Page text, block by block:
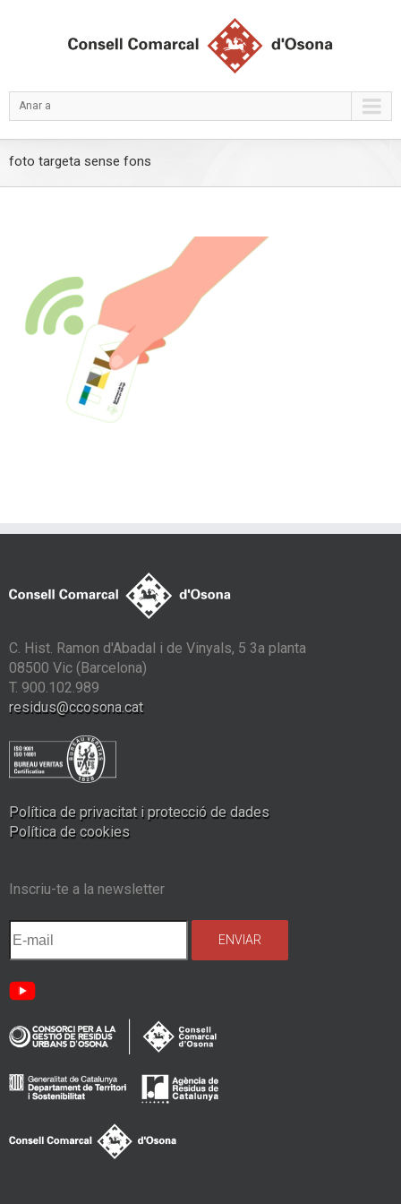
Anar a
foto targeta sense fons
C. Hist. Ramon d'Abadal i de Vinyals, 5 3a planta
08500 Vic (Barcelona)
T. 900.102.989
residus@ccosona.cat
Política de privacitat i protecció de dades
Política de cookies
Inscriu-te a la newsletter